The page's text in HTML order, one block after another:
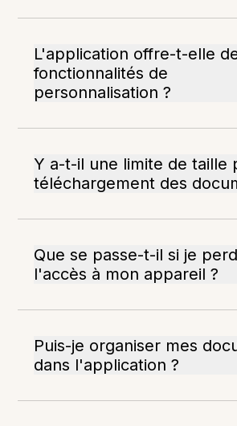
L'application offre-t-elle
fonctionnalités de
personnalisation ?
Y a-t-il une limite de taille
téléchargement des
Que se passe-t-il si je
l'accès à mon appareil ?
Puis-je organiser mes
dans l'application ?